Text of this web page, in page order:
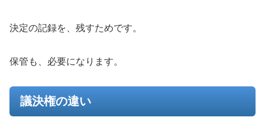
決定の記録を、残すためです。
保管も、必要になります。
議決権の違い